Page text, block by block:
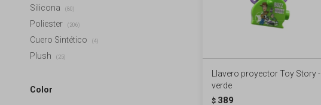
Llavero proyector Toy Story -
verde
$ 389
Silicona (80)
Poliester (206)
Cuero Sintético (4)
Plush (25)
Color